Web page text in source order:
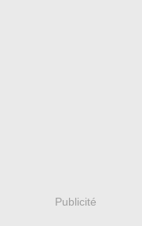
Publicité